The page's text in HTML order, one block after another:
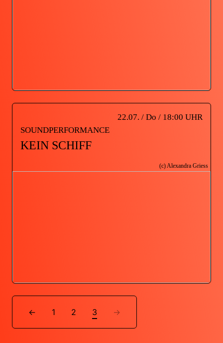
22.07. / Do / 18:00 UHR
SOUNDPERFORMANCE
KEIN SCHIFF
(c) Alexandra Griess
← 1 2 3 →